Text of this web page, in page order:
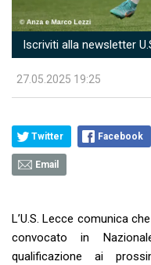
Iscriviti alla newsletter
27.05.2025 19:25
Twitter Facebook
Email
L’U.S. Lecce comunica
convocato in
qualificazione ai